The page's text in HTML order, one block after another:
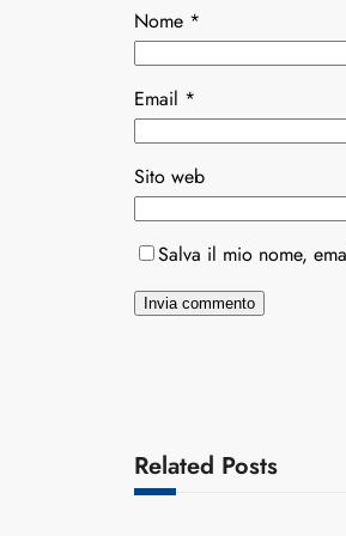
Nome *
Email *
Sito web
Salva il mio nome,
Related Posts